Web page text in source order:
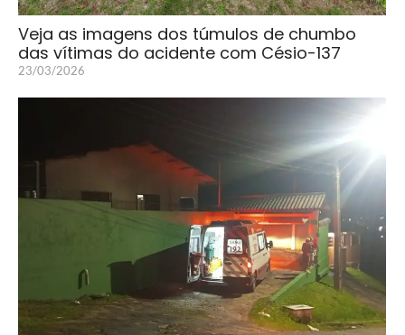
Veja as imagens dos túmulos de chumbo
das vítimas do acidente com Césio-137
23/03/2026